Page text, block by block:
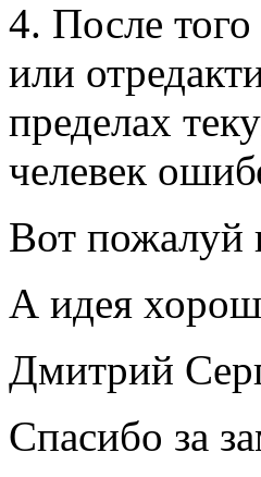
4. После того
или
пределах
челевек
Вот пожалуй
А идея
Дмитрий
Спасибо за